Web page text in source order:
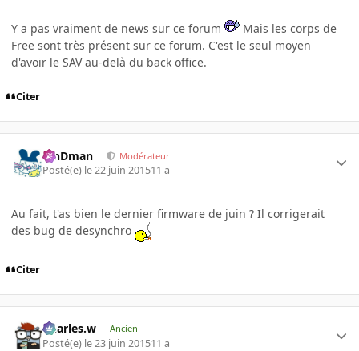
Y a pas vraiment de news sur ce forum
Mais les corps de
Free sont très présent sur ce forum. C'est le seul moyen
d'avoir le SAV au-delà du back office.
Citer
RinDman Modérateur
Posté(e) le 22 juin 201511 a
Au fait, t'as bien le dernier firmware de juin ? Il corrigerait
des bug de desynchro
Citer
Charles.w Ancien
Posté(e) le 23 juin 201511 a